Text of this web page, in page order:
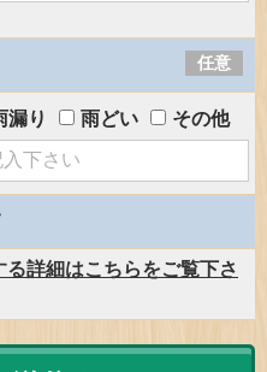
任意
漏り 雨どい その他
詳細はこちらをご覧下さ